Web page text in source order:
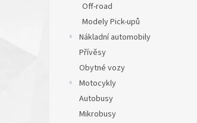
Off-road
Modely Pick-upů
Nákladní automobily
Přívěsy
Obytné vozy
Motocykly
Autobusy
Mikrobusy